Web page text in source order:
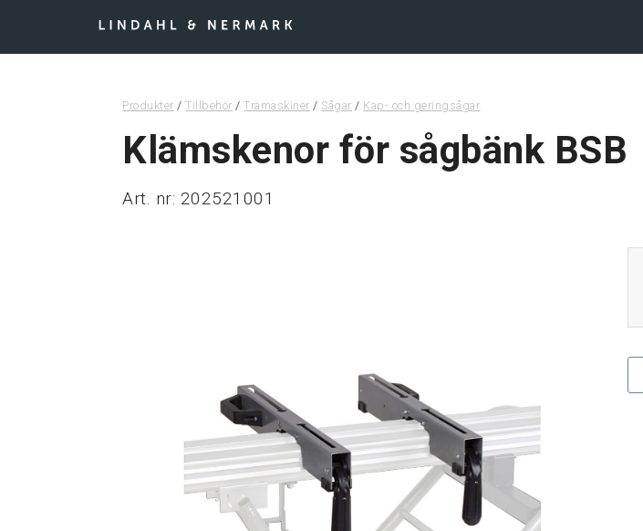
Produkter /Tillbehör /Trämaskiner / Sågar / Kap- och geringsågar
Klämskenor för sågbänk BSB
Art. nr: 202521001